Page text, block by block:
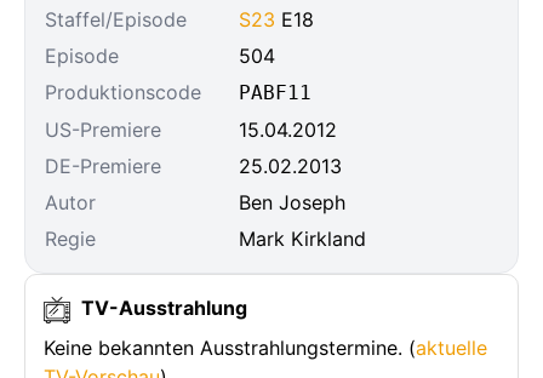
Staffel/Episode
S23 E18
Episode
504
Produktionscode
PABF11
US-Premiere
15.04.2012
DE-Premiere
25.02.2013
Autor
Ben Joseph
Regie
Mark Kirkland
TV-Ausstrahlung
Keine bekannten Ausstrahlungstermine. (aktuelle